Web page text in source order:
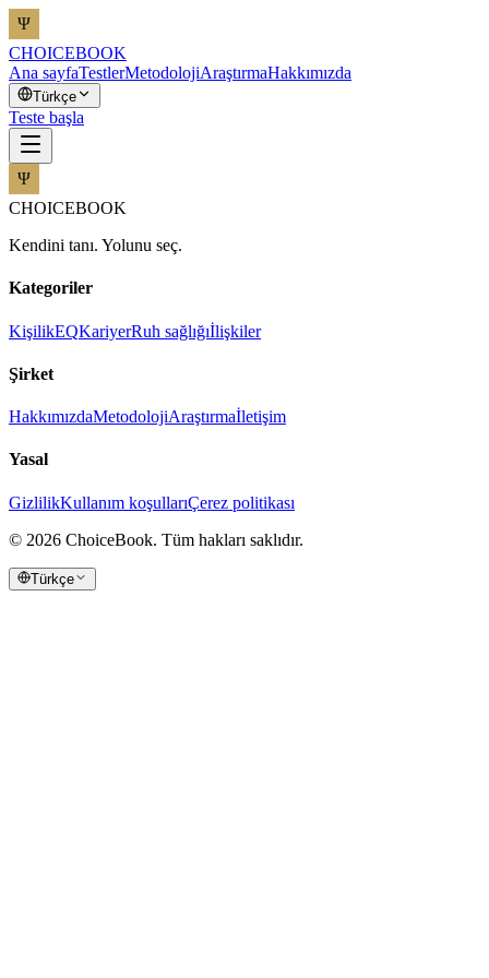
CHOICEBOOK
Ana sayfaTestlerMetodolojiAraştırmaHakkımızda
Türkçe
Teste başla
CHOICEBOOK
Kendini tanı. Yolunu seç.
Kategoriler
KişilikEQKariyerRuh sağlığıİlişkiler
Şirket
HakkımızdaMetodolojiAraştırmaİletişim
Yasal
GizlilikKullanım koşullarıÇerez politikası
© 2026 ChoiceBook. Tüm hakları saklıdır.
Türkçe